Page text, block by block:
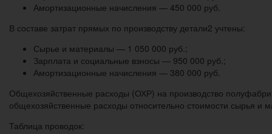
Амортизационные начисления — 450 000 руб.
В составе затрат прямых по производству детали2 учтены:
Сырье и материалы — 1 050 000 руб.;
Зарплата и социальные взносы — 950 000 руб.;
Амортизационные начисления — 380 000 руб.
Общехозяйственные расходы (ОХР) на производство
общехозяйственные расходы относительно стоимости сырья и
Таблица проводок: